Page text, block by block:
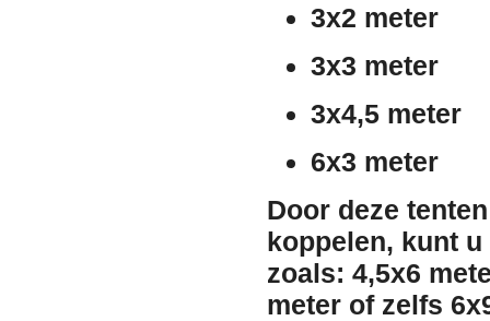
3x2 meter
3x3 meter
3x4,5 meter
6x3 meter
Door deze
koppelen, kunt
zoals: 4,5x6
meter of zelfs